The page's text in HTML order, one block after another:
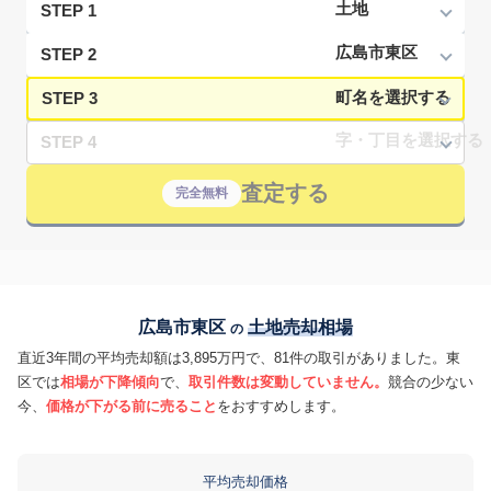
STEP 1
STEP 2
STEP 3
STEP 4
完全無料 査定する
広島市東区 の 土地売却相場
直近3年間の平均売却額は3,895万円で、81件の取引がありました。東
区では相場が下降傾向で、 取引件数は変動していません。 競合の少ない
今、 価格が下がる前に売ること をおすすめします。
平均売却価格